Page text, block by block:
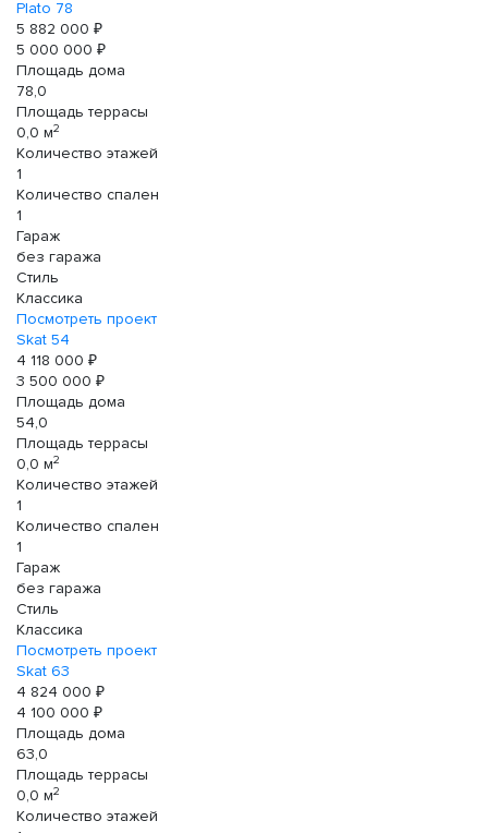
Plato 78
5 882 000 ₽
5 000 000 ₽
Площадь дома
78,0
Площадь террасы
0,0 м2
Количество этажей
1
Количество спален
1
Гараж
без гаража
Стиль
Классика
Посмотреть проект
Skat 54
4 118 000 ₽
3 500 000 ₽
Площадь дома
54,0
Площадь террасы
0,0 м2
Количество этажей
1
Количество спален
1
Гараж
без гаража
Стиль
Классика
Посмотреть проект
Skat 63
4 824 000 ₽
4 100 000 ₽
Площадь дома
63,0
Площадь террасы
0,0 м2
Количество этажей